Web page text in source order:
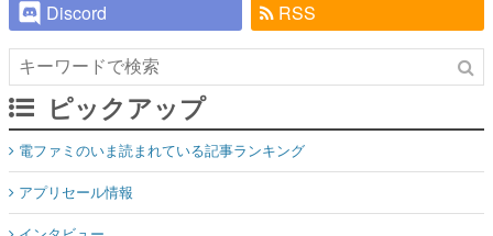
ピックアップ
電ファミのいま読まれている記事ランキング
アプリセール情報
インタビュー
連載・特集一覧